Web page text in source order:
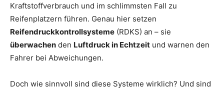
Kraftstoffverbrauch und im schlimmsten Fall zu
Reifenplatzern führen. Genau hier setzen
Reifendruckkontrollsysteme (RDKS) an – sie
überwachen den Luftdruck in Echtzeit und warnen den
Fahrer bei Abweichungen.
Doch wie sinnvoll sind diese Systeme wirklich? Und sind